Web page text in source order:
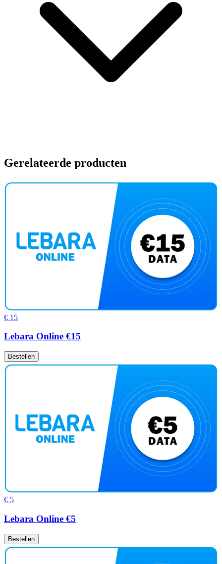
Gerelateerde producten
€ 15
Lebara Online €15
Bestellen
€ 5
Lebara Online €5
Bestellen